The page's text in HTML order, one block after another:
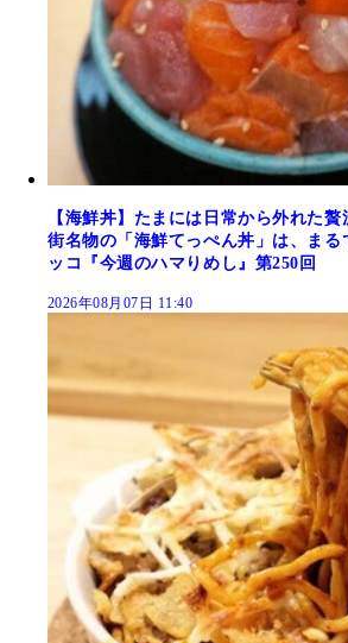
【海鮮丼】たまには日常から外れた
街名物の「海鮮てっぺん丼」は、まる
ッコ『今週のハマりめし』第250回
2026年08月07日 11:40